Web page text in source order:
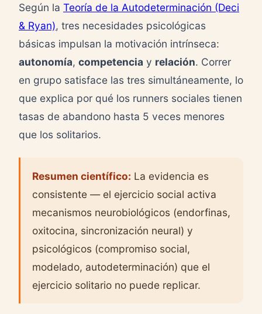
Según la Teoría de la Autodeterminación (Deci
& Ryan), tres necesidades psicológicas
básicas impulsan la motivación intrínseca:
autonomía, competencia y relación. Correr
en grupo satisface las tres simultáneamente, lo
que explica por qué los runners sociales tienen
tasas de abandono hasta 5 veces menores
que los solitarios.
Resumen científico: La evidencia es
consistente — el ejercicio social activa
mecanismos neurobiológicos (endorfinas,
oxitocina, sincronización neural) y
psicológicos (compromiso social,
modelado, autodeterminación) que el
ejercicio solitario no puede replicar.